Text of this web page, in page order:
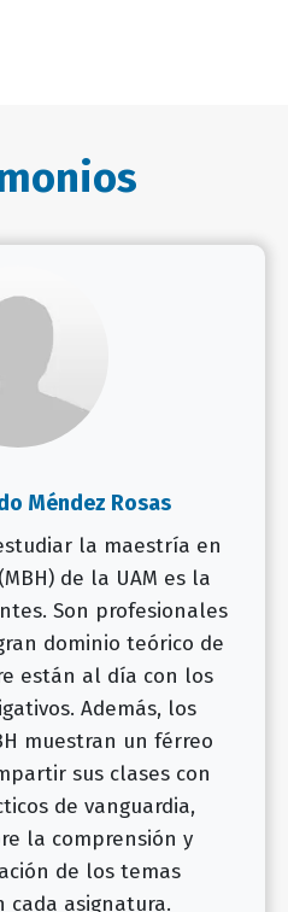
Méndez Rosas
la maestría en
de la UAM es la
Son profesionales
dominio teórico de
están al día con los
Además, los
muestran un férreo
sus clases con
de vanguardia,
la comprensión y
de los temas
cada asignatura.